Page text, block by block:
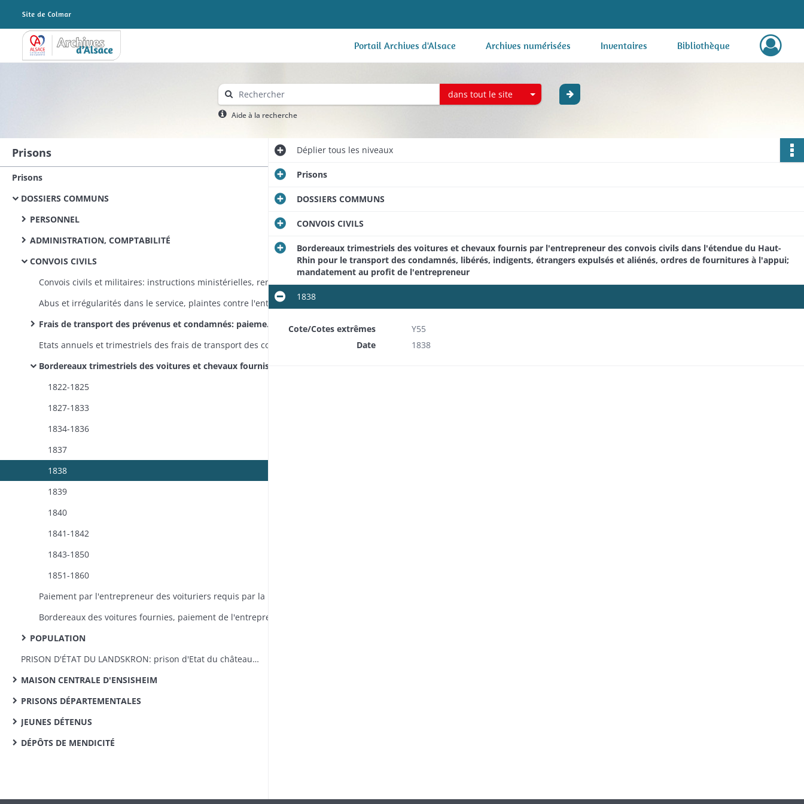
Archives Alsace - Colmar Portail Archives d'Alsace Archives numérisées Inventaires Bibliothèque
dans tout le site
Aide à la recherche
Prisons
Prisons
DOSSIERS COMMUNS
PERSONNEL
ADMINISTRATION, COMPTABILITÉ
CONVOIS CIVILS
Convois civils et militaires: instructions ministérielles, renouvellement périodique du marché, organisation du service dans le département, désignation de préposés par l'entrepreneur
Frais de transport des prévenus et condamnés: paiement des voituriers
Bordereaux trimestriels des voitures et chevaux fournis par l'entrepreneur des convois civils dans l'étendue du Haut-Rhin pour le transport des condamnés, libérés, indigents, étrangers expulsés et aliénés, ordres de fournitures à l'appui; mandatement au profit de l'entrepreneur
1822-1825
1827-1833
1834-1836
1837
1838
1839
1840
1841-1842
1843-1850
1851-1860
POPULATION
PRISON D'ÉTAT DU LANDSKRON: prison d'Etat du château du Landskron: remise par le Génie militaire, travaux d'appropriation et réparations, personnel
MAISON CENTRALE D'ENSISHEIM
PRISONS DÉPARTEMENTALES
JEUNES DÉTENUS
DÉPÔTS DE MENDICITÉ
Dépliertous les niveaux
Prisons
DOSSIERS COMMUNS
CONVOIS CIVILS
Bordereaux trimestriels des voitures et chevaux fournis par l'entrepreneur des convois civils dans l'étendue du Haut-
Rhin pour le transport des condamnés, libérés, indigents, étrangers expulsés et aliénés, ordres de fournitures à l'appui;
mandatement au profit de l'entrepreneur
1838
Cote/Cotes extrêmes
Y55
Date
1838